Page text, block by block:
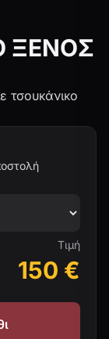
ΞΕΝΟΣ
τσουκάνικο
Τιμή
150 €